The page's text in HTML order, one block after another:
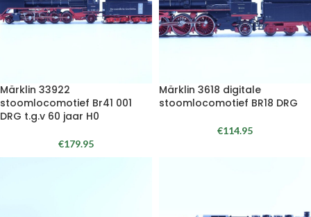
Märklin 33922
stoomlocomotief Br41 001
DRG t.g.v 60 jaar H0
€179.95
Märklin 3618 digitale
stoomlocomotief BR18 DRG
€114.95